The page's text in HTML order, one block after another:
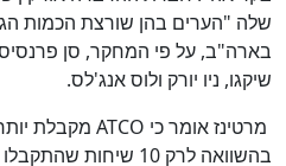
שלה "הערים בהן שורצת הכמות
בארה"ב, על פי המחקר, סן
שיקגו, ניו יורק ולוס אנג'לס.
מרטינז אומר כי ATCO
בהשוואה לרק 10